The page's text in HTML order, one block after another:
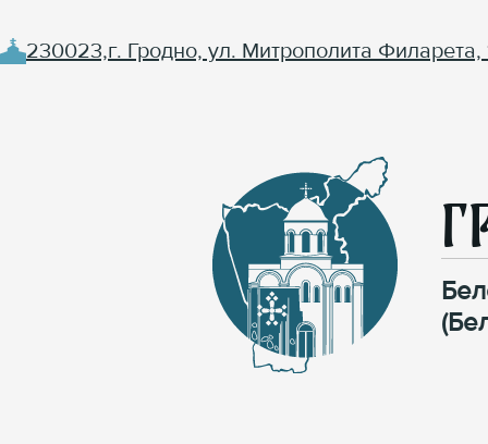
230023,г. Гродно, ул. Митрополита Филарета,